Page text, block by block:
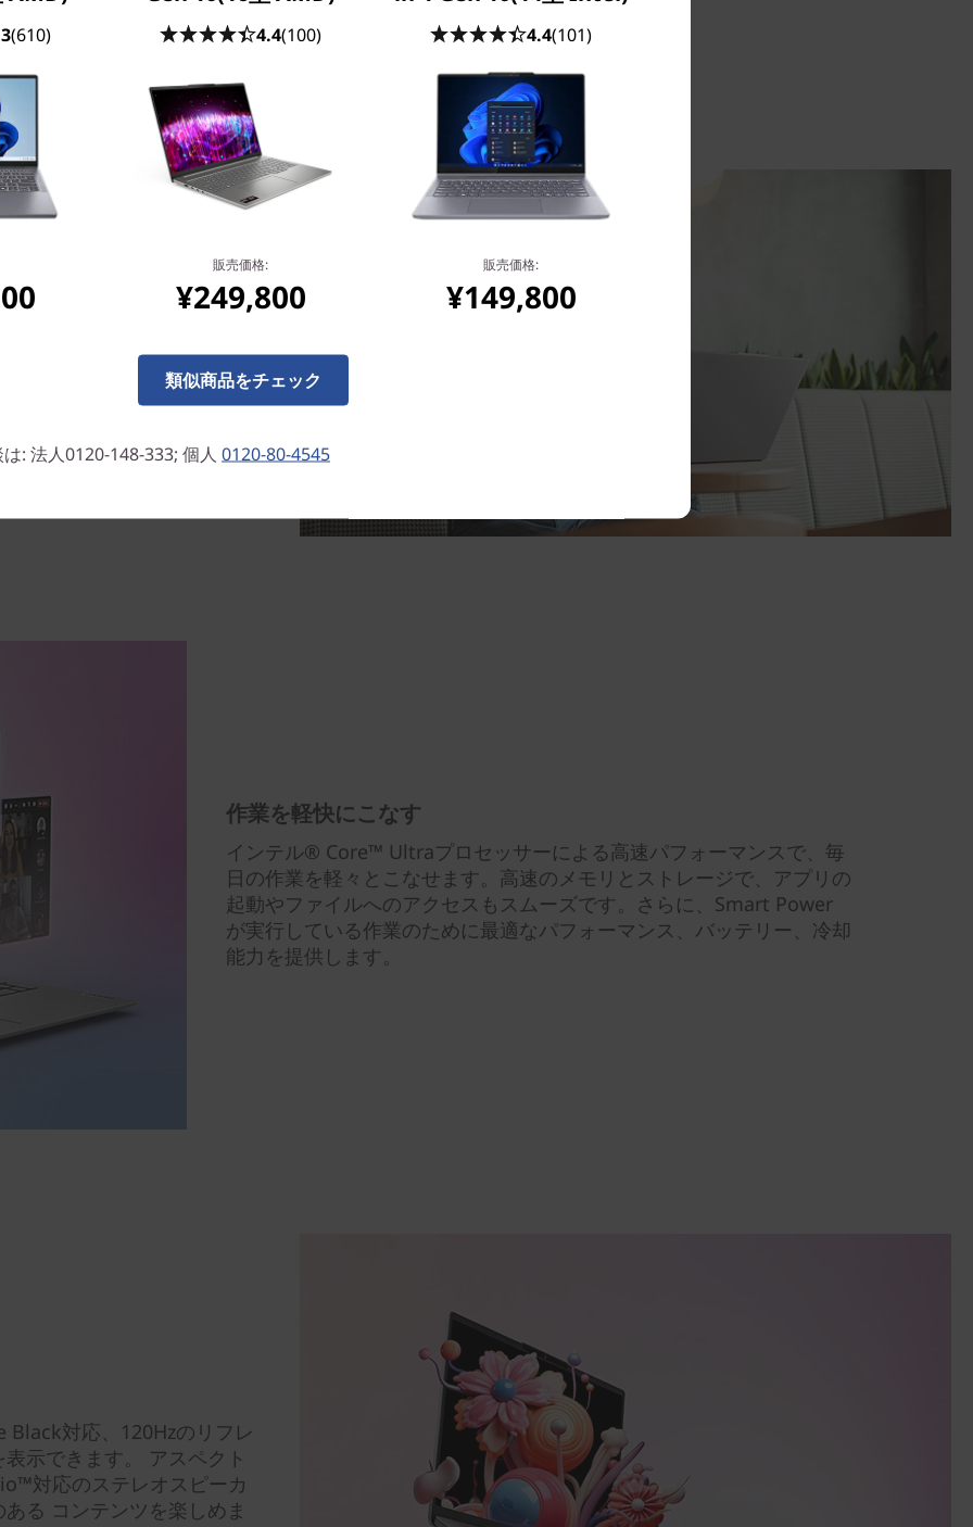
持ち運べんで使うことが
ンで洗練されたクラウドグ
作業を軽快にこなす
インテル® Core™ Ultraプロセッサーによる高速パフォーマンスで、毎
日の作業を軽々とこなせます。高速のメモリとストレージで、アプリの
起動やファイルへのアクセスもスムーズです。さらに、Smart Power
が実行している作業のために最適なパフォーマンス、バッテリー、冷却
能力を提供します。
Black対応、120Hzのリフレ
示できます。 アスペクト
対応のステレオスピーカ
る コンテンツを楽しめま
(610) 4.4(100)
販売価格:
¥249,800
4.4(101)
販売価格:
¥149,800
類似商品をチェック
: 法人0120-148-333; 個人 0120-80-4545